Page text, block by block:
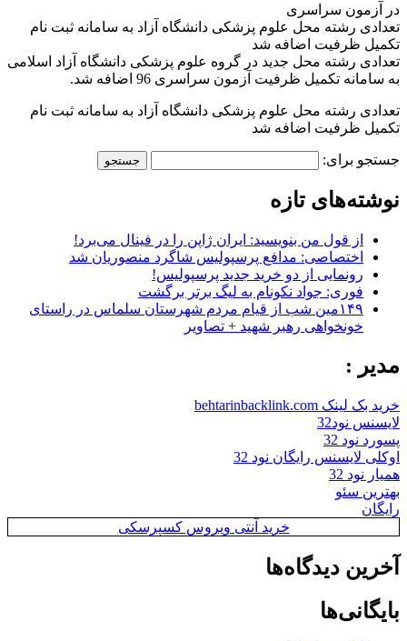
در آزمون سراسری
تعدادی رشته محل علوم پزشکی دانشگاه آزاد به سامانه ثبت نام
تکمیل ظرفیت اضافه شد
تعدادی رشته محل جدید در گروه علوم پزشکی دانشگاه آزاد اسلامی
به سامانه تکمیل ظرفیت آزمون سراسری 96 اضافه شد.
تعدادی رشته محل علوم پزشکی دانشگاه آزاد به سامانه ثبت نام
تکمیل ظرفیت اضافه شد
جستجو برای:
نوشته‌های تازه
از قول من بنویسید: ایران ژاپن را در فینال می‌برد!
اختصاصی: مدافع پرسپولیس شاگرد منصوریان شد
رونمایی از دو خرید جدید پرسپولیس!
فوری: جواد نکونام به لیگ برتر برگشت
۱۴۹مین شب از قیام مردم شهرستان سلماس در راستای
خونخواهی رهبر شهید + تصاویر
مدیر :
خرید بک لینک behtarinbacklink.com
لایسنس نود32
پسورد نود 32
اوکلی لایسنس رایگان نود 32
همیار نود 32
بهترین سئو
رایگان
خرید آنتی ویروس کسپرسکی
آخرین دیدگاه‌ها
بایگانی‌ها